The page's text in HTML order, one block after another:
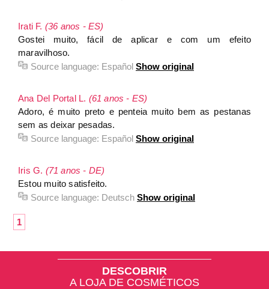
Irati F. (36 anos - ES)
Gostei muito, fácil de aplicar e com um efeito
maravilhoso.
Source language: Español Show original
Ana Del Portal L. (61 anos - ES)
Adoro, é muito preto e penteia muito bem as pestanas
sem as deixar pesadas.
Source language: Español Show original
Iris G. (71 anos - DE)
Estou muito satisfeito.
Source language: Deutsch Show original
1
DESCOBRIR
A LOJA DE COSMÉTICOS